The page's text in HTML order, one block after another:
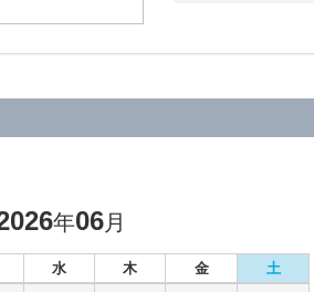
年06月
水 木 金 土